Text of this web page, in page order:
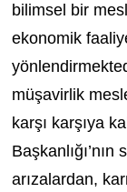
bilimsel bir
ekonomik
müşavirlik
karşı karşıya
arızalardan,